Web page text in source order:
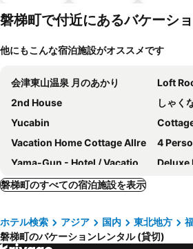
磐梯町で付近にあるバケーシ
他にもこんな宿泊施設がオススメです
会津東山温泉 月のあかり
Loft
2nd House
しゃく
Yucabin
Cottage All
Vacation Home Cottage Allre
4
Yama-Gun - Hotel / Vacation Stay 9346
Deluxe
Green Aizu
Standard Twin Room
[Women Only]
All Resort Service Rental Holiday Homes And Cottages
No113 Rental Villa
磐梯町のすべての宿泊施設を表示
ホテル検索 アジア 国内 東北地方
磐梯町のバケーションレンタル (貸切)